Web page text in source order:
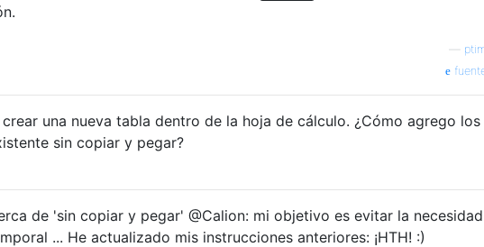
una nueva tabla dentro de la hoja de cálculo. ¿Cómo agrego los
sin copiar y pegar?
de 'sin copiar y pegar' @Calion: mi objetivo es evitar la necesidad
... He actualizado mis instrucciones anteriores: ¡HTH! :)